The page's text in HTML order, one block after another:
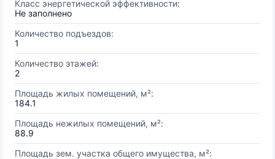
Класс энергетической эффективности:
Не заполнено
Количество подъездов:
1
Количество этажей:
2
Площадь жилых помещений, м²:
184.1
Площадь нежилых помещений, м²:
88.9
Площадь зем. участка общего имущества, м²: